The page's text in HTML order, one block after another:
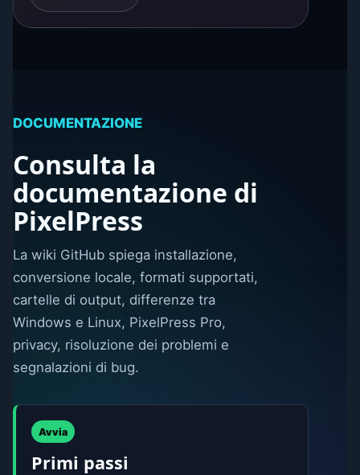
DOCUMENTAZIONE
Consulta la
documentazione di
PixelPress
La wiki GitHub spiega installazione,
conversione locale, formati supportati,
cartelle di output, differenze tra
Windows e Linux, PixelPress Pro,
privacy, risoluzione dei problemi e
segnalazioni di bug.
Avvia
Primi passi